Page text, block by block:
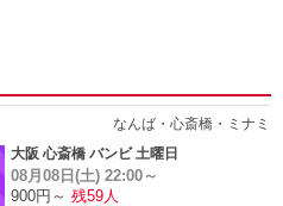
なんば・心斎橋・ミナミ
大阪 心斎橋 バンビ 土曜日
08月08日(土) 22:00～
900円～ 残59人